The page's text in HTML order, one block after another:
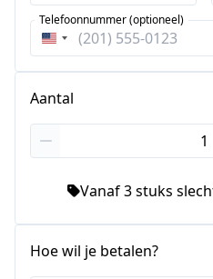
Verenigde
Telefoonnummer (optioneel)
Aantal
Vanaf 3 stuks
Hoe wil je betalen?